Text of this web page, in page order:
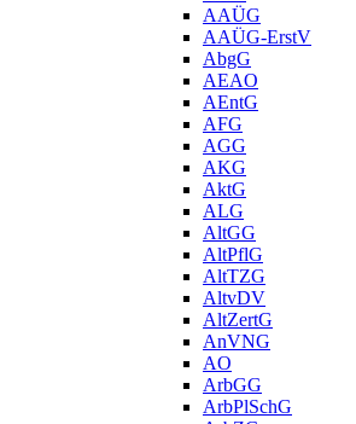
AAÜG
AAÜG-ErstV
AbgG
AEAO
AEntG
AFG
AGG
AKG
AktG
ALG
AltGG
AltPflG
AltTZG
AltvDV
AltZertG
AnVNG
AO
ArbGG
ArbPlSchG